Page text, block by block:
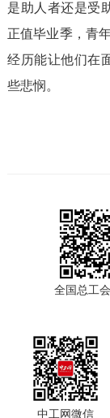
是助人者还是受
正值毕业季，青
经历能让他们在
些悲悯。
全国总工
中工网微信